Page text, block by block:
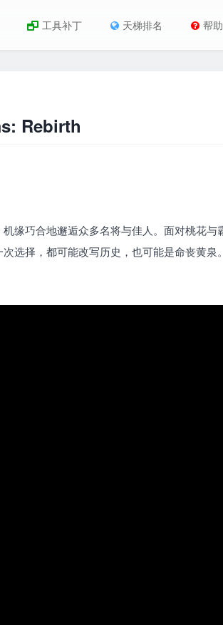
工具补丁 天梯排名 帮
Rebirth
缘巧合地邂逅众多名将与佳人。面对桃花与
择，都可能改写历史，也可能是命丧黄泉。